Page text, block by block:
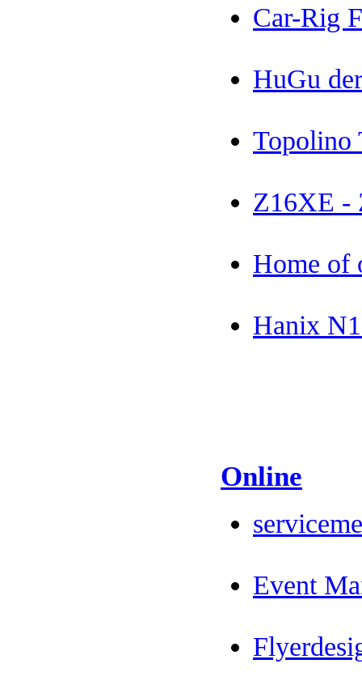
Car-Rig
HuGu
Topolino
Z16XE -
Home of
Hanix
Online
Event